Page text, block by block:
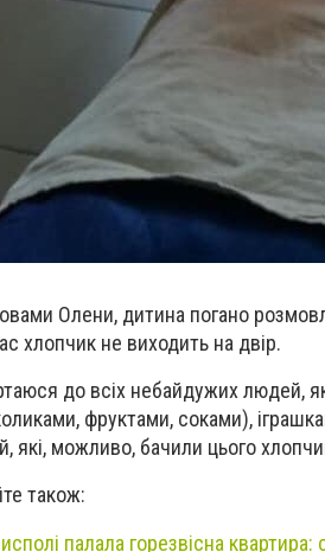
Олени, дитина погано
хлопчик не виходить на двір.
до всіх небайдужих людей,
фруктами, соками),
які, можливо, бачили цього
також:
палала горезвісна квартира: